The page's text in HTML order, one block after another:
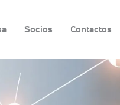
Socios Contactos